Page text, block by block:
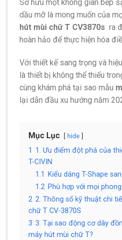
Sở hữu một không gian bếp
dầu mỡ là mong muốn của
hút mùi chữ T CV3870s ra
hoàn hảo để thực hiện hóa
Với thiết kế sang trọng và
là thiết bị không thể thiếu
cùng khám phá tại sao mẫu
lại dẫn đầu xu hướng năm
Mục Lục hide
1 1. Ưu điểm đột phá của
T-CIVIN
1.1
Kiểu dáng T-Shape
1.2 Phù hợp với mọi
2 2. Thông số kỹ thuật chi
chữ T CV-3870S
3 3. Tại sao động cơ dây
máy hút mùi chữ T?